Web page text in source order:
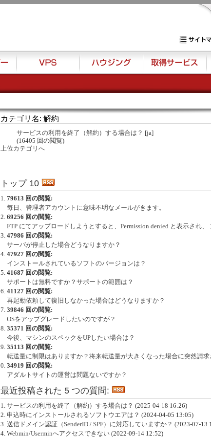
カテゴリ名: 解約
サービスの利用を終了（解約）する場合は？ [ja]
(16405 回の閲覧)
上位カテゴリへ
トップ 10
79613 回の閲覧:
毎日、管理者アカウントに意味不明なメールがきます。
69256 回の閲覧:
FTP にてアップロードしようとすると、Permission denied と表示され、
47986 回の閲覧:
サーバが停止した場合どうなりますか？
47927 回の閲覧:
インストールされているソフトのバージョンは？
41687 回の閲覧:
サポートは無料ですか？サポートの範囲は？
41127 回の閲覧:
再起動依頼して復旧しなかった場合はどうなりますか？
39846 回の閲覧:
OSをアップグレードしたいのですが？
35371 回の閲覧:
今後、マシンのスペックをUPしたい場合は？
35113 回の閲覧:
転送量に制限はありますか？将来転送量が大きくなった場合に突然請求
34919 回の閲覧:
アダルトサイトの運営は問題ないですか？
最近投稿された 5 つの質問:
サービスの利用を終了（解約）する場合は？ (2025-04-18 16:26)
申込時にインストールされるソフトウエアは？ (2024-04-05 13:05)
送信ドメイン認証（SenderID / SPF）に対応していますか？ (2023-07-13
Webmin/Userminへアクセスできない(2022-09-14 12:52)
VPS ハウジング 取得サービス